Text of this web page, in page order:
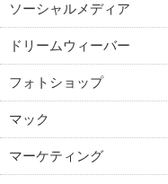
ソーシャルメディア
ドリームウィーバー
フォトショップ
マック
マーケティング